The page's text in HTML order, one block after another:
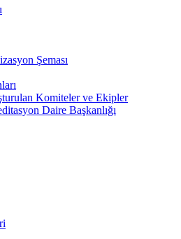
Şeması
Komiteler ve Ekipler
Daire Başkanlığı